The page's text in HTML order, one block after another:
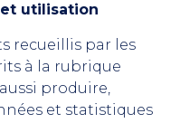
utilisation
recueillis par les
à la rubrique
produire,
et statistiques